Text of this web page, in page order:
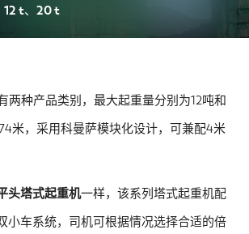
12 t、20 t
两种产品类别，最大起重量分别为12吨和
米，采用科曼萨模块化设计，可兼配4米
头塔式起重机一样，该系列塔式起重机配
小车系统，司机可根据情况选择合适的倍